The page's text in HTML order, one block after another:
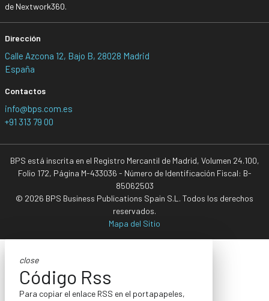
de Nextwork360.
Dirección
Calle Azcona 12, Bajo B, 28028 Madrid
España
Contactos
info@bps.com.es
+91 313 79 00
BPS está inscrita en el Registro Mercantil de Madrid, Volumen 24.100,
Folio 172, Página M-433036 - Número de Identificación Fiscal: B-
85062503
© 2026 BPS Business Publications Spain S.L. Todos los derechos
reservados.
Mapa del Sitio
close
Código Rss
Para copiar el enlace RSS en el portapapeles,